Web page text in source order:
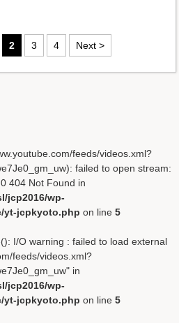
2 3 4 Next >
feeds/videos.xml?
failed to open stream:
404 Not Found in
jcp2016/wp-
yt-jcpkyoto.php on line 5
I/O warning : failed to load external
feeds/videos.xml?
in
jcp2016/wp-
yt-jcpkyoto.php on line 5